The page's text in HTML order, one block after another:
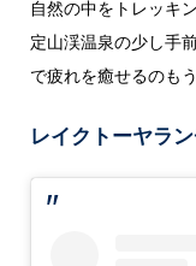
自然の中をトレッキ
定山渓温泉の少し手
で疲れを癒せるのも
レイクトーヤラ